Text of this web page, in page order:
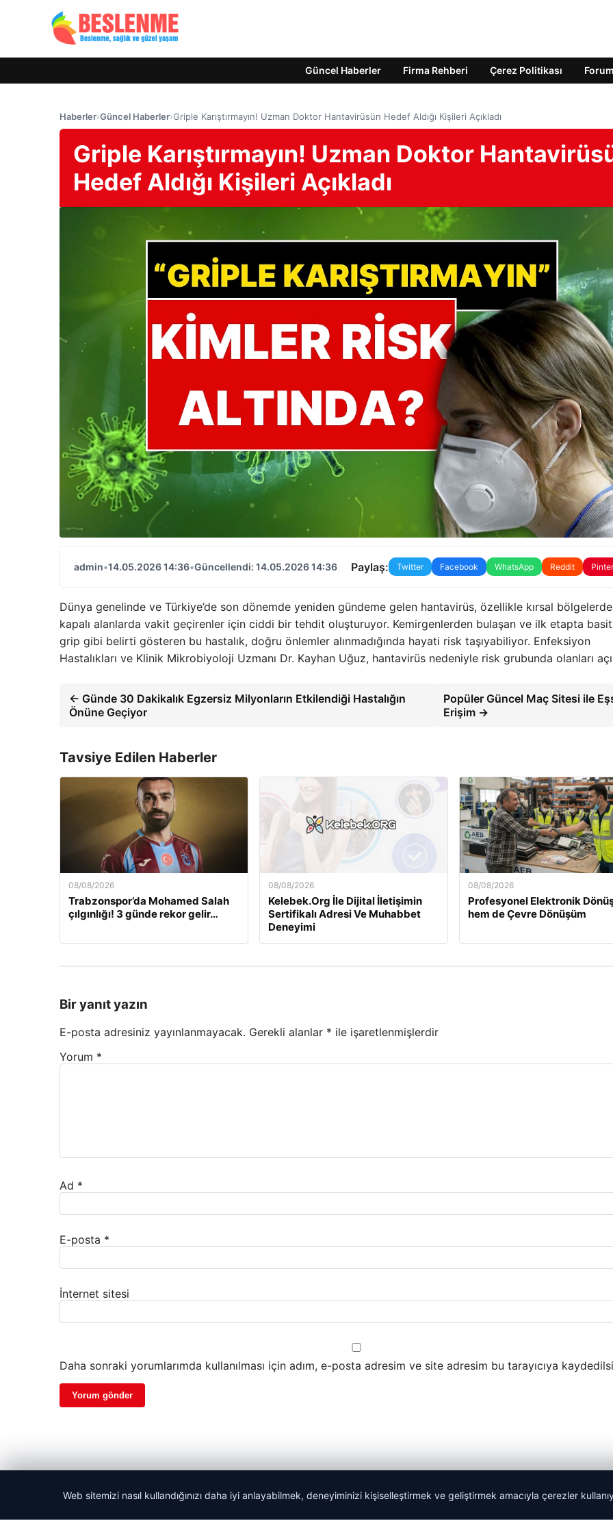
Güncel Haberler Firma Rehberi Çerez Politikası Forum
Haberler›Güncel Haberler›Griple Karıştırmayın! Uzman Doktor Hantavirüsün Hedef Aldığı Kişileri Açıkladı
Griple Karıştırmayın! Uzman Doktor
Hedef Aldığı Kişileri Açıkladı
admin•14.05.2026 14:36•Güncellendi: 14.05.2026 14:36 Paylaş: Twitter Facebook WhatsApp Reddit
Dünya genelinde ve Türkiye’de son dönemde yeniden gündeme gelen hantavirüs, özellikle kırsal
kapalı alanlarda vakit geçirenler için ciddi bir tehdit oluşturuyor. Kemirgenlerden bulaşan ve ilk etapta
grip gibi belirti gösteren bu hastalık, doğru önlemler alınmadığında hayati risk taşıyabiliyor. Enfeksiyon
Hastalıkları ve Klinik Mikrobiyoloji Uzmanı Dr. Kayhan Uğuz, hantavirüs nedeniyle risk grubunda olanları
← Günde 30 Dakikalık Egzersiz Milyonların Etkilendiği Hastalığın
Önüne Geçiyor
Popüler Güncel Maç Sitesi ile
Erişim →
Tavsiye Edilen Haberler
08/08/2026
Trabzonspor’da Mohamed Salah
çılgınlığı! 3 günde rekor gelir…
08/08/2026
Kelebek.Org İle Dijital İletişimin
Sertifikalı Adresi Ve Muhabbet
Deneyimi
08/08/2026
Profesyonel Elektronik
hem de Çevre Dönüşüm
Bir yanıt yazın
E-posta adresiniz yayınlanmayacak. Gerekli alanlar * ile işaretlenmişlerdir
Yorum *
Ad *
E-posta *
İnternet sitesi
Daha sonraki yorumlarımda kullanılması için adım, e-posta adresim ve site adresim bu tarayıcıya
© 2026 Beslenme – Güncel Sağlık Haberleri
Web sitemizi nasıl kullandığınızı daha iyi anlayabilmek, deneyiminizi kişiselleştirmek ve geliştirmek amacıyla çerezler